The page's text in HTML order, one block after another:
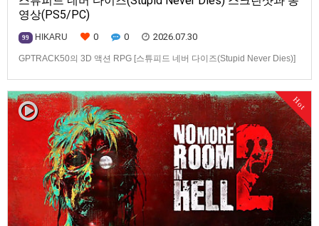
영상(PS5/PC)
99 HIKARU 0 0 2026.07.30
GPTRACK50의 3D 액션 RPG [스튜피드 네버 다이즈(Stupid Never Dies)]
Hot